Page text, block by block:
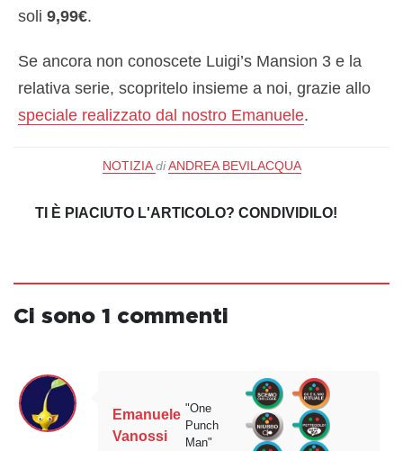
soli 9,99€.
Se ancora non conoscete Luigi’s Mansion 3 e la
relativa serie, scopritelo insieme a noi, grazie allo
speciale realizzato dal nostro Emanuele.
NOTIZIA di ANDREA BEVILACQUA
TI È PIACIUTO L'ARTICOLO? CONDIVIDILO!
Ci sono 1 commenti
Emanuele
Vanossi
"One
Punch
Man"